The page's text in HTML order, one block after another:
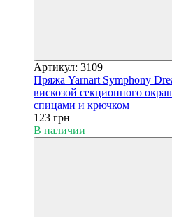
Артикул: 3109
Пряжа Yarnart Symphony
вискозой секционного
спицами и крючком
123 грн
В наличии